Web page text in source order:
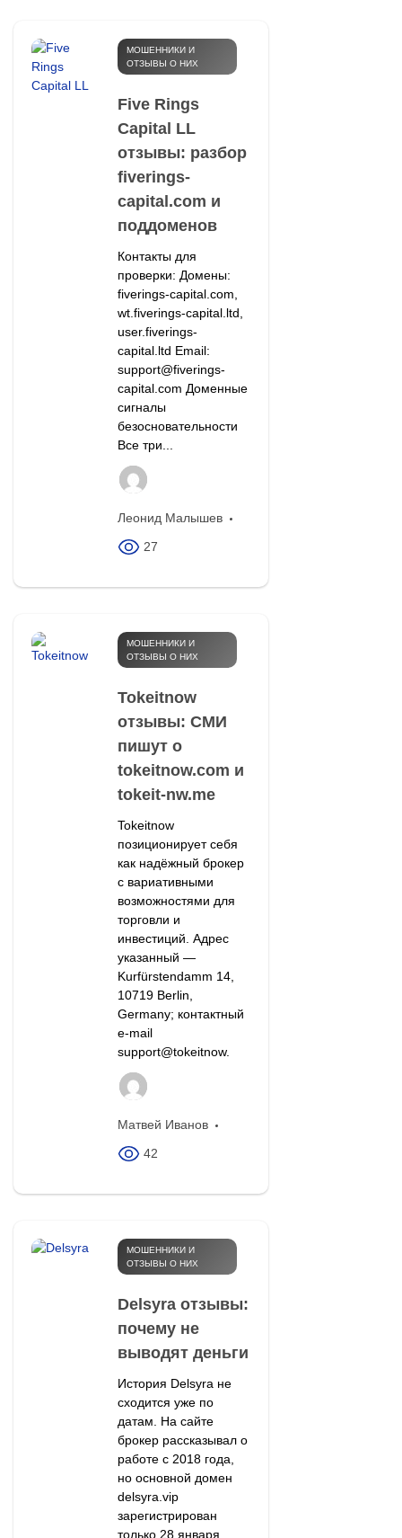
МОШЕННИКИ И
ОТЗЫВЫ О НИХ
Five Rings
Capital LL
отзывы: разбор
fiverings-
capital.com и
поддоменов
Контакты для
проверки: Домены:
fiverings-capital.com,
wt.fiverings-capital.ltd,
user.fiverings-
capital.ltd Email:
support@fiverings-
capital.com Доменные
сигналы
безосновательности
Все три...
Леонид Малышев
27
МОШЕННИКИ И
ОТЗЫВЫ О НИХ
Tokeitnow
отзывы: СМИ
пишут о
tokeitnow.com и
tokeit‑nw.me
Tokeitnow
позиционирует себя
как надёжный брокер
с вариативными
возможностями для
торговли и
инвестиций. Адрес
указанный —
Kurfürstendamm 14,
10719 Berlin,
Germany; контактный
e‑mail
support@tokeitnow.
Матвей Иванов
42
МОШЕННИКИ И
ОТЗЫВЫ О НИХ
Delsyra отзывы:
почему не
выводят деньги
История Delsyra не
сходится уже по
датам. На сайте
брокер рассказывал о
работе с 2018 года,
но основной домен
delsyra.vip
зарегистрирован
только 28 января